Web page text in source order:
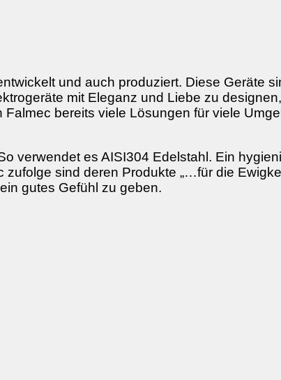
und auch produziert. Diese Geräte
mit Eleganz und Liebe zu
bereits viele Lösungen für viele
verwendet es AISI304 Edelstahl. Ein
sind deren Produkte „…für die
gutes Gefühl zu geben.